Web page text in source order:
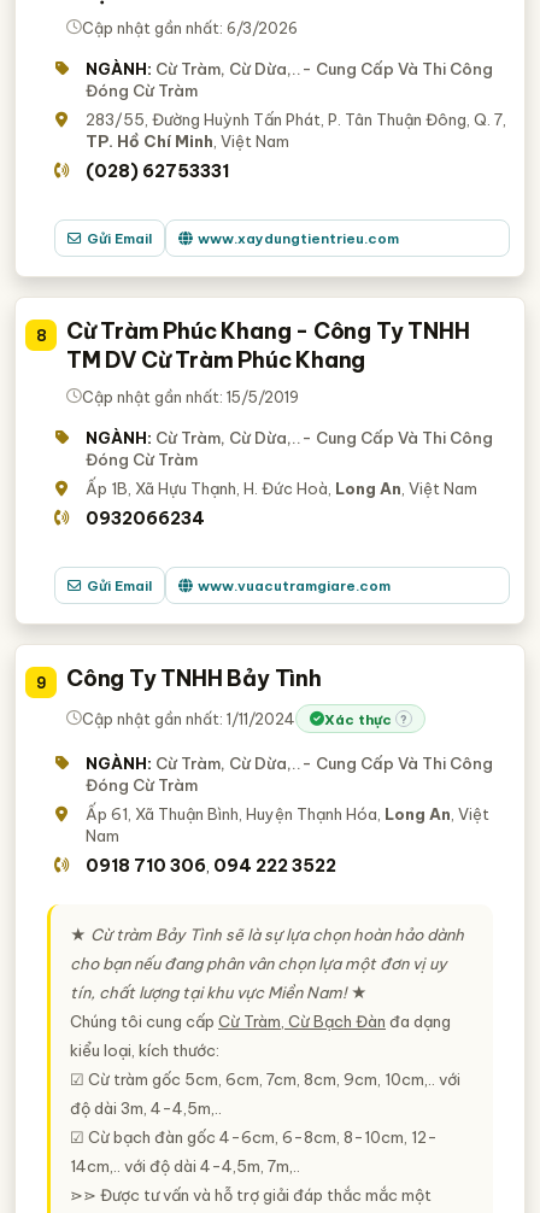
Cập nhật gần nhất: 6/3/2026
NGÀNH: Cừ Tràm, Cừ Dừa,..- Cung Cấp Và Thi Công
Đóng Cừ Tràm
283/55, Đường Huỳnh Tấn Phát, P. Tân Thuận Đông, Q. 7,
TP. Hồ Chí Minh , Việt Nam
(028) 62753331
Gửi Email www.xaydungtientrieu.com
8
Cừ Tràm Phúc Khang - Công Ty TNHH
TM DV Cừ Tràm Phúc Khang
Cập nhật gần nhất: 15/5/2019
NGÀNH: Cừ Tràm, Cừ Dừa,..- Cung Cấp Và Thi Công
Đóng Cừ Tràm
Ấp 1B, Xã Hựu Thạnh, H. Đức Hoà, Long An , Việt Nam
0932066234
Gửi Email www.vuacutramgiare.com
9 Công Ty TNHH Bảy Tình
Cập nhật gần nhất: 1/11/2024 Xác thực ?
NGÀNH: Cừ Tràm, Cừ Dừa,..- Cung Cấp Và Thi Công
Đóng Cừ Tràm
Ấp 61, Xã Thuận Bình, Huyện Thạnh Hóa, Long An , Việt
Nam
0918 710 306 094 222 3522
★ Cừ tràm Bảy Tình sẽ là sự lựa chọn hoàn hảo dành
cho bạn nếu đang phân vân chọn lựa một đơn vị uy
tín, chất lượng tại khu vực Miền Nam!★
Chúng tôi cung cấp Cừ Tràm, Cừ Bạch Đàn đa dạng
kiểu loại, kích thước:
☑ Cừ tràm gốc 5cm, 6cm, 7cm, 8cm, 9cm, 10cm,.. với
độ dài 3m, 4-4,5m,..
☑ Cừ bạch đàn gốc 4-6cm, 6-8cm, 8-10cm, 12-
14cm,.. với độ dài 4-4,5m, 7m,..
⋗⋗ Được tư vấn và hỗ trợ giải đáp thắc mắc một